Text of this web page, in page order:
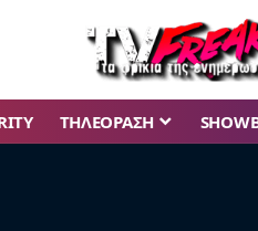
ΤΗΛΕΟΡΑΣΗ